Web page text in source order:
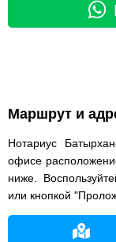
Маршрут и
Нотариус
офисе
ниже.
или кнопкой